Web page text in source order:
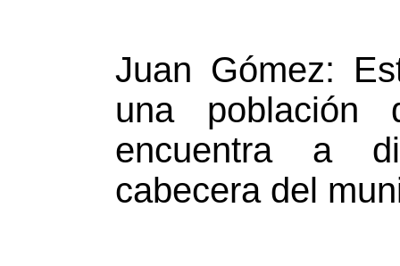
Juan Gómez:
una población
encuentra a
cabecera del